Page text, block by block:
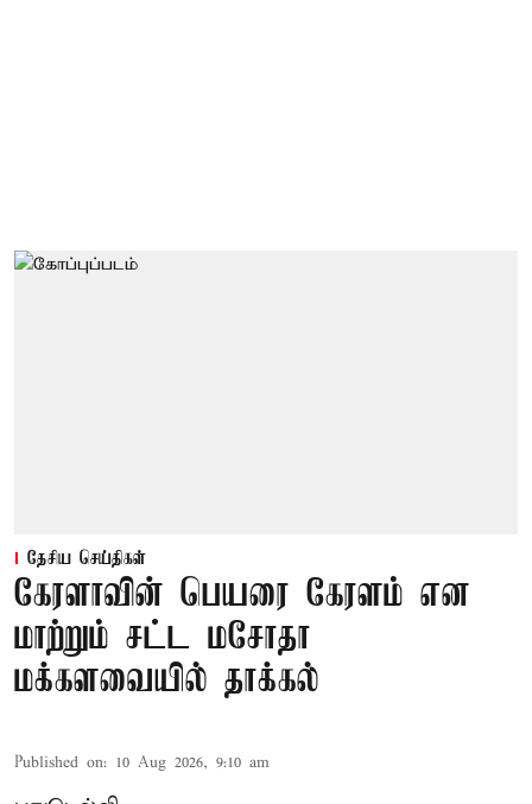
தேசிய செய்திகள்
கேரளாவின் பெயரை கேரளம் என
மாற்றும் சட்ட மசோதா
மக்களவையில் தாக்கல்
Published on: 10 Aug 2026, 9:10 am